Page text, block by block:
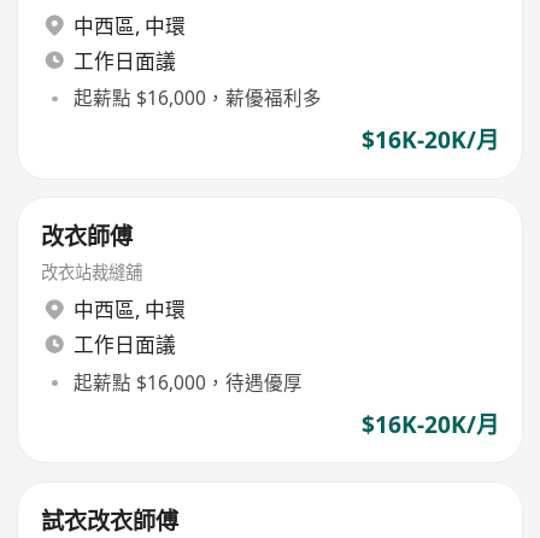
中西區, 中環
工作日面議
起薪點 $16,000，薪優福利多
$16K-20K/月
改衣師傅
改衣站裁縫舖
中西區, 中環
工作日面議
起薪點 $16,000，待遇優厚
$16K-20K/月
試衣改衣師傅